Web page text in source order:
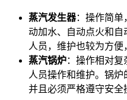
蒸汽发生器：操作简单
动加水、自动点火和自
人员，维护也较为方便
蒸汽锅炉：操作相对
人员操作和维护。锅炉
并且必须严格遵守安全